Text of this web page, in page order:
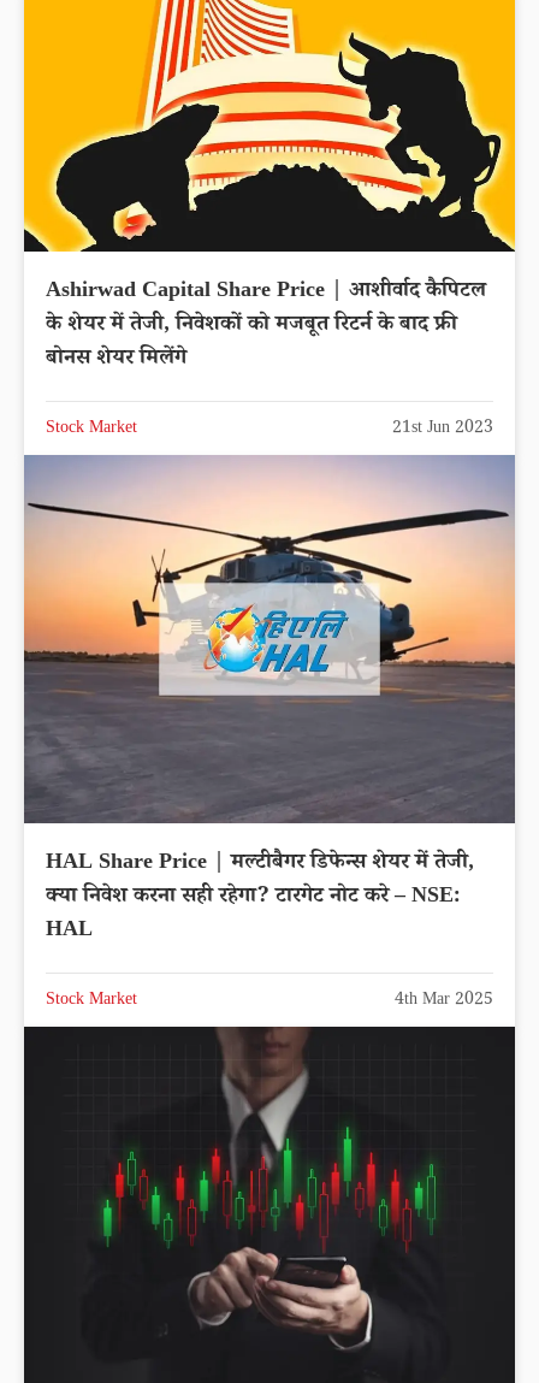
Ashirwad Capital Share Price | आशीर्वाद कैपिटल
के शेयर में तेजी, निवेशकों को मजबूत रिटर्न के बाद फ्री
बोनस शेयर मिलेंगे
Stock Market 21st Jun 2023
HAL Share Price | मल्टीबैगर डिफेन्स शेयर में तेजी,
क्या निवेश करना सही रहेगा? टारगेट नोट करे – NSE:
HAL
Stock Market 4th Mar 2025